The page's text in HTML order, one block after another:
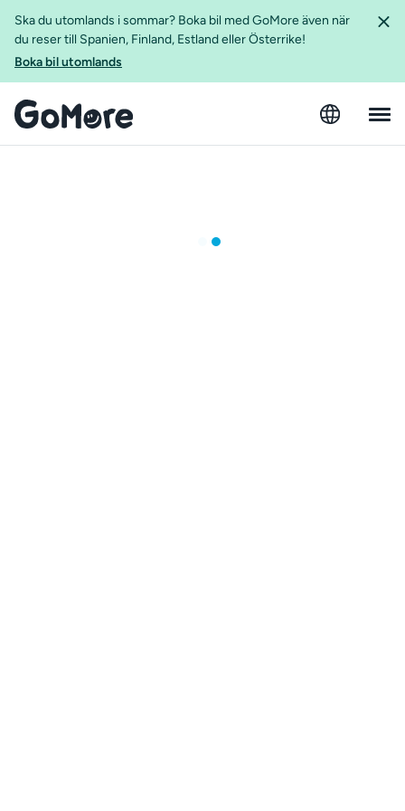
Ska du utomlands i sommar? Boka bil med GoMore även när
du reser till Spanien, Finland, Estland eller Österrike!
Boka bil utomlands